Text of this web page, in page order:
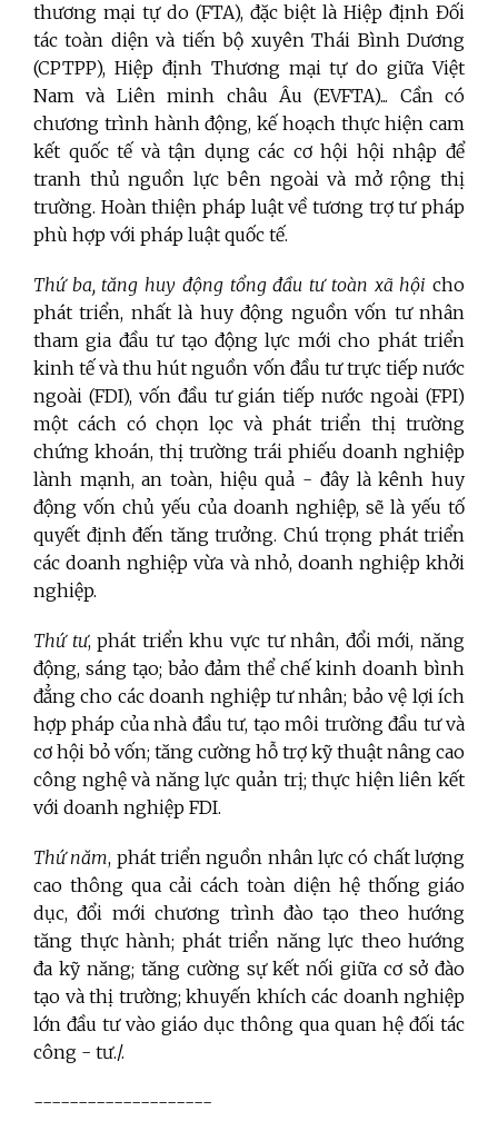
thương mại tự do (FTA), đặc biệt là Hiệp định Đối
tác toàn diện và tiến bộ xuyên Thái Bình Dương
(CPTPP), Hiệp định Thương mại tự do giữa Việt
Nam và Liên minh châu Âu (EVFTA)... Cần có
chương trình hành động, kế hoạch thực hiện cam
kết quốc tế và tận dụng các cơ hội hội nhập để
tranh thủ nguồn lực bên ngoài và mở rộng thị
trường. Hoàn thiện pháp luật về tương trợ tư pháp
phù hợp với pháp luật quốc tế.
Thứ ba, tăng huy động tổng đầu tư toàn xã hội cho
phát triển, nhất là huy động nguồn vốn tư nhân
tham gia đầu tư tạo động lực mới cho phát triển
kinh tế và thu hút nguồn vốn đầu tư trực tiếp nước
ngoài (FDI), vốn đầu tư gián tiếp nước ngoài (FPI)
một cách có chọn lọc và phát triển thị trường
chứng khoán, thị trường trái phiếu doanh nghiệp
lành mạnh, an toàn, hiệu quả - đây là kênh huy
động vốn chủ yếu của doanh nghiệp, sẽ là yếu tố
quyết định đến tăng trưởng. Chú trọng phát triển
các doanh nghiệp vừa và nhỏ, doanh nghiệp khởi
nghiệp.
Thứ tư, phát triển khu vực tư nhân, đổi mới, năng
động, sáng tạo; bảo đảm thể chế kinh doanh bình
đẳng cho các doanh nghiệp tư nhân; bảo vệ lợi ích
hợp pháp của nhà đầu tư, tạo môi trường đầu tư và
cơ hội bỏ vốn; tăng cường hỗ trợ kỹ thuật nâng cao
công nghệ và năng lực quản trị; thực hiện liên kết
với doanh nghiệp FDI.
Thứ năm, phát triển nguồn nhân lực có chất lượng
cao thông qua cải cách toàn diện hệ thống giáo
dục, đổi mới chương trình đào tạo theo hướng
tăng thực hành; phát triển năng lực theo hướng
đa kỹ năng; tăng cường sự kết nối giữa cơ sở đào
tạo và thị trường; khuyến khích các doanh nghiệp
lớn đầu tư vào giáo dục thông qua quan hệ đối tác
công - tư./.
--------------------